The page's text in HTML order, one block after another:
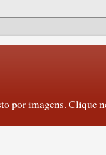
por imagens. Clique